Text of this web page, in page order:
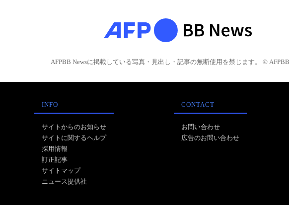
AFPBB Newsに掲載している写真・見出し・記事の無断使用を禁じます。 © AFPBB
INFO
サイトからのお知らせ
サイトに関するヘルプ
採用情報
訂正記事
サイトマップ
ニュース提供社
CONTACT
お問い合わせ
広告のお問い合わせ